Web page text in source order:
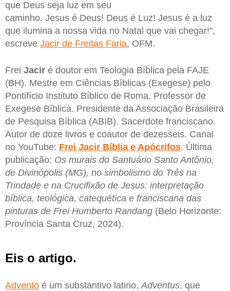
que Deus seja luz em seu
caminho. Jesus é Deus! Deus é Luz! Jesus é a luz
que ilumina a nossa vida no Natal que vai chegar!",
escreve Jacir de Freitas Faria, OFM.
Frei Jacir é doutor em Teologia Bíblica pela FAJE
(BH). Mestre em Ciências Bíblicas (Exegese) pelo
Pontifício Instituto Bíblico de Roma. Professor de
Exegese Bíblica. Presidente da Associação Brasileira
de Pesquisa Bíblica (ABIB). Sacerdote franciscano.
Autor de doze livros e coautor de dezesseis. Canal
no YouTube: Frei Jacir Bíblia e Apócrifos. Última
publicação: Os murais do Santuário Santo Antônio,
de Divinópolis (MG), no simbolismo do Três na
Trindade e na Crucifixão de Jesus: interpretação
bíblica, teológica, catequética e franciscana das
pinturas de Frei Humberto Randang (Belo Horizonte:
Província Santa Cruz, 2024).
Eis o artigo.
Advento é um substantivo latino, Adventus, que